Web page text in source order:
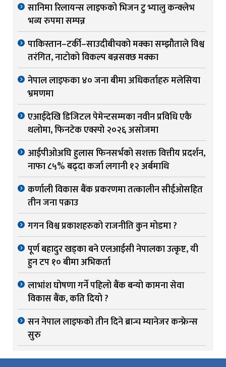
सानिमा रिलायन्स लाइफको भिजन टु भ्यालु कन्क्लेभ
भव्य रुपमा सम्पन्न
पाकिस्तान–टर्की–साउदीबीचको मक्का सम्झौताले विश्व
तरंगित, नाटोको विकल्प बन्नसक्छ मक्का
नेपाल लाइफका ४० जना बीमा अधिकर्ताहरु मलेसिया
भ्रमणमा
एआईदेखि डिजिटल पेमेन्टसम्मका नवीन प्रविधि एकै
थलोमा, फिनटेक एक्स्पो २०२६ असोजमा
आईपीओअघि हुलास फिनसर्भको सशक्त वित्तीय प्रदर्शन,
नाफा ८५% बढ्दा कर्जा लगानी १२ अर्बमाथि
कर्णाली विकास बैंक प्रकरणमा तत्कालीन सीईओसहित
तीन जना पक्राउ
गगन विश्व प्रकाशहरुको राजनीति कुन मोडमा ?
पूर्ण बहादुर खड्का बने एलआईसी नेपालका उत्कृष्ट, यी
हुन टप १० बीमा अभिकर्ता
लाभांश घोषणा गर्ने पहिलो बैंक बन्यो कामना सेवा
विकास बैंक, कति दियो ?
सन नेपाल लाइफको तीन दिने ब्रान्च म्यानेजर कन्फ्रेन्स
सुरु